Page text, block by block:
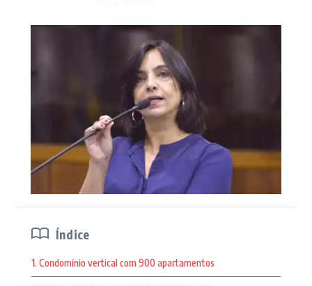
Índice
1. Condomínio vertical com 900 apartamentos